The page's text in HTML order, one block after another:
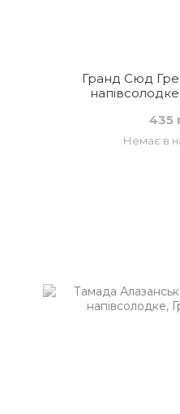
Гранд Сюд
435
Немає в